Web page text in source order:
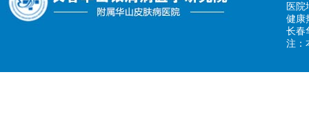
医
健康
长春
注：